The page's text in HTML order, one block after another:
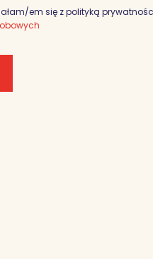
em się z polityką